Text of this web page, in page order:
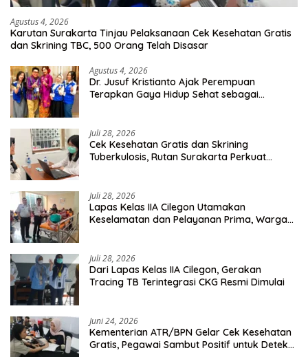
Agustus 4, 2026
Karutan Surakarta Tinjau Pelaksanaan Cek Kesehatan Gratis
dan Skrining TBC, 500 Orang Telah Disasar
Agustus 4, 2026
Dr. Jusuf Kristianto Ajak Perempuan
Terapkan Gaya Hidup Sehat sebagai
Juli 28, 2026
Cek Kesehatan Gratis dan Skrining
Tuberkulosis, Rutan Surakarta Perkuat
Juli 28, 2026
Lapas Kelas IIA Cilegon Utamakan
Keselamatan dan Pelayanan Prima, Warga
Juli 28, 2026
Dari Lapas Kelas IIA Cilegon, Gerakan
Tracing TB Terintegrasi CKG Resmi Dimulai
Juni 24, 2026
Kementerian ATR/BPN Gelar Cek Kesehatan
Gratis, Pegawai Sambut Positif untuk Deteksi